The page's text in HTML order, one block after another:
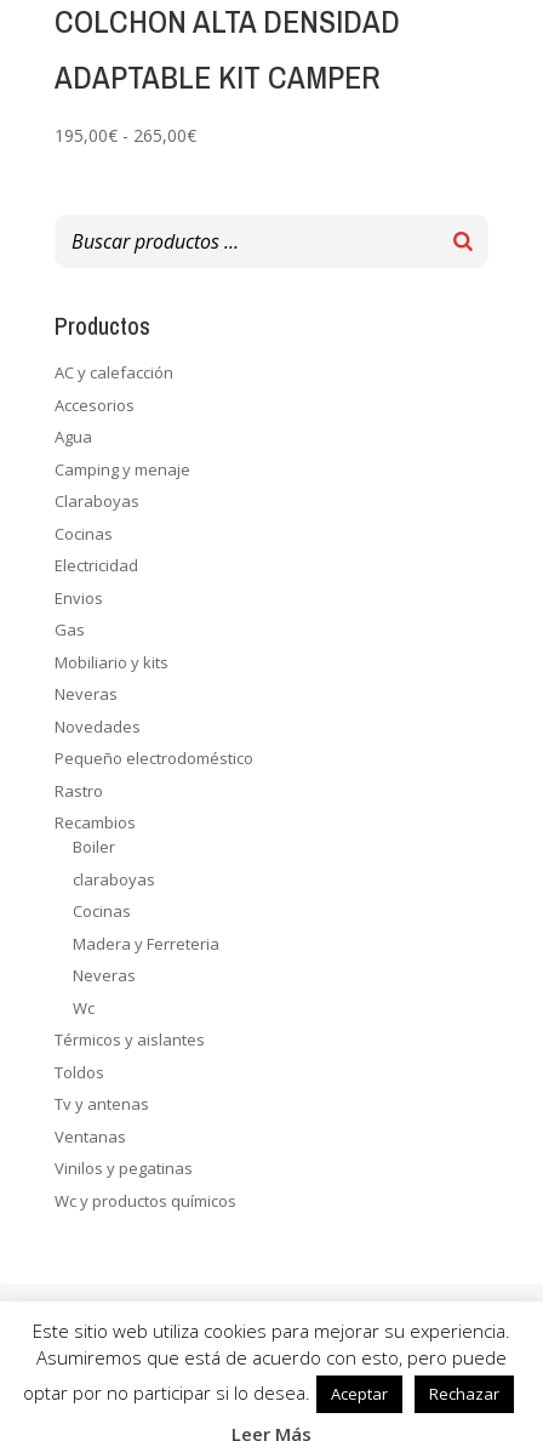
COLCHON ALTA DENSIDAD
ADAPTABLE KIT CAMPER
195,00€ - 265,00€Rango
195,00€
Productos
AC y calefacción
Accesorios
Agua
Camping y menaje
Claraboyas
Cocinas
Electricidad
Envios
Gas
Mobiliario y kits
Neveras
Novedades
Pequeño electrodoméstico
Rastro
Recambios
Boiler
claraboyas
Cocinas
Madera y Ferreteria
Neveras
Wc
Térmicos y aislantes
Toldos
Tv y antenas
Ventanas
Vinilos y pegatinas
Wc y productos químicos
Política de Cookies
© karavancamper.com 2019-2024
Este sitio web utiliza cookies para mejorar su experiencia.
Asumiremos que está de acuerdo con esto, pero puede
optar por no participar si lo desea.
Aceptar Rechazar
Leer Más